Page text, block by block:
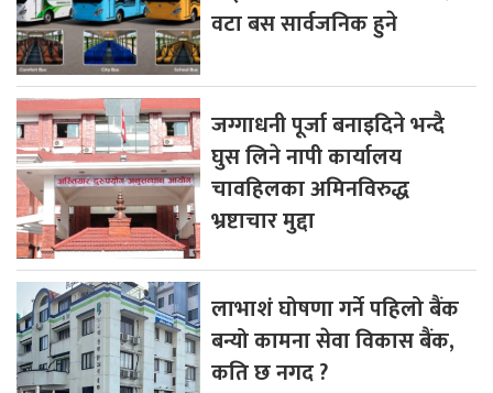
वटा बस सार्वजनिक हुने
जग्गाधनी पूर्जा बनाइदिने भन्दै
घुस लिने नापी कार्यालय
चावहिलका अमिनविरुद्ध
भ्रष्टाचार मुद्दा
लाभाशं घोषणा गर्ने पहिलो बैंक
बन्यो कामना सेवा विकास बैंक,
कति छ नगद ?